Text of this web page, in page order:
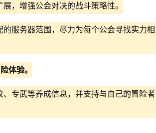
，增强公会对决的战斗策略性。
服务器范围，尽力为每个公会寻找实力相
体验。
专武等养成信息，并支持与自己的冒险者